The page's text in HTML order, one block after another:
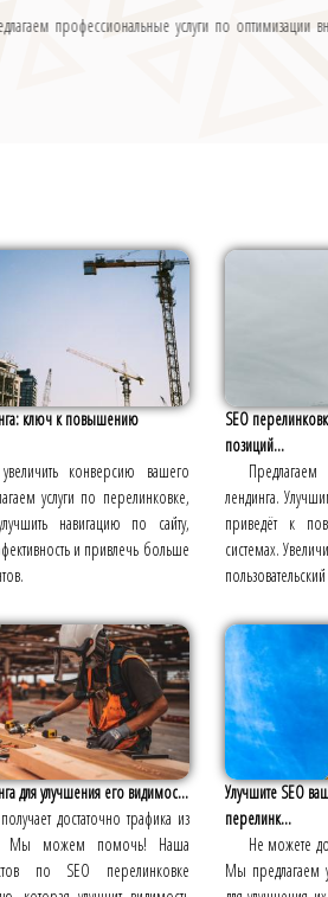
профессиональные услуги по оптимизации
ключ к повышению
конверсию вашего
услуги по перелинковке,
навигацию по сайту,
и привлечь больше
SEO
позиций...
лендинга.
приведёт к
системах.
для улучшения его видимос...
достаточно трафика из
Мы можем помочь! Наша
по SEO перелинковке
Улучшите SEO
перелинк...
Не можете
Мы предлагаем